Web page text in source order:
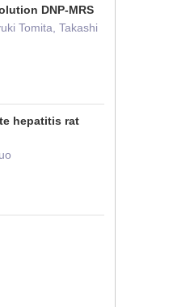
DNP-MRS
Tomita, Takashi
hepatitis rat